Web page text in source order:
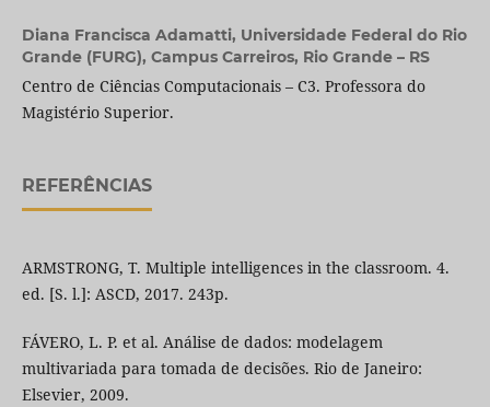
Diana Francisca Adamatti, Universidade Federal do Rio
Grande (FURG), Campus Carreiros, Rio Grande – RS
Centro de Ciências Computacionais – C3. Professora do
Magistério Superior.
REFERÊNCIAS
ARMSTRONG, T. Multiple intelligences in the classroom. 4.
ed. [S. l.]: ASCD, 2017. 243p.
FÁVERO, L. P. et al. Análise de dados: modelagem
multivariada para tomada de decisões. Rio de Janeiro:
Elsevier, 2009.